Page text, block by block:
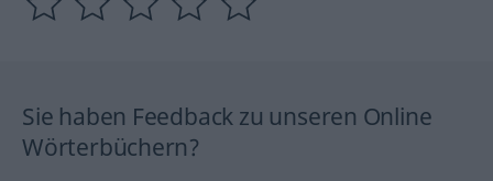
Sie haben Feedback zu unseren Online
Wörterbüchern?